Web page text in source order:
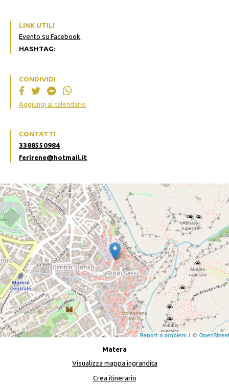
LINK UTILI
Evento su Facebook
HASHTAG:
CONDIVIDI
Aggiungi al calendario
CONTATTI
3388550984
ferirene@hotmail.it
Matera
Visualizza mappa ingrandita
Crea itinerario